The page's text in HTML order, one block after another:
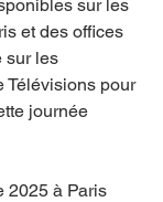
sur les
et des offices
sur les
Télévisions pour
journée
2025 à Paris